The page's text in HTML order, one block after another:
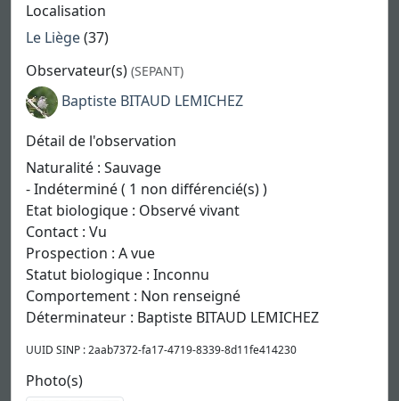
Localisation
Le Liège(37)
Observateur(s) (SEPANT)
Baptiste BITAUD LEMICHEZ
Détail de l'observation
Naturalité : Sauvage
- Indéterminé ( 1 non différencié(s) )
Etat biologique : Observé vivant
Contact : Vu
Prospection : A vue
Statut biologique : Inconnu
Comportement : Non renseigné
Déterminateur : Baptiste BITAUD LEMICHEZ
UUID SINP : 2aab7372-fa17-4719-8339-8d11fe414230
Photo(s)